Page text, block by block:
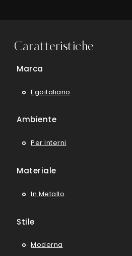
Caratteristiche
Marca
Egoitaliano
Ambiente
Per Interni
Materiale
In Metallo
Stile
Moderna